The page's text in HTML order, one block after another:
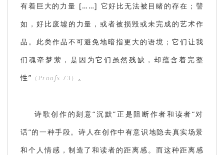
有着巨大的力量 [……] 它好比无法被目睹的存在；譬
如，好比废墟的力量，或者被损毁或未完成的艺术作
品。此类作品不可避免地暗指更大的语境；它们让我
们魂牵梦萦，是因为它们虽然残缺，却蕴含着完整
性” （ Proofs 73） 。
诗歌创作的刻意“沉默”正是阻断作者和读者“对
话”的一种手段。诗人在创作中有意识地隐去真实场景
和个人情感，制造了和读者的距离感。而这种距离感